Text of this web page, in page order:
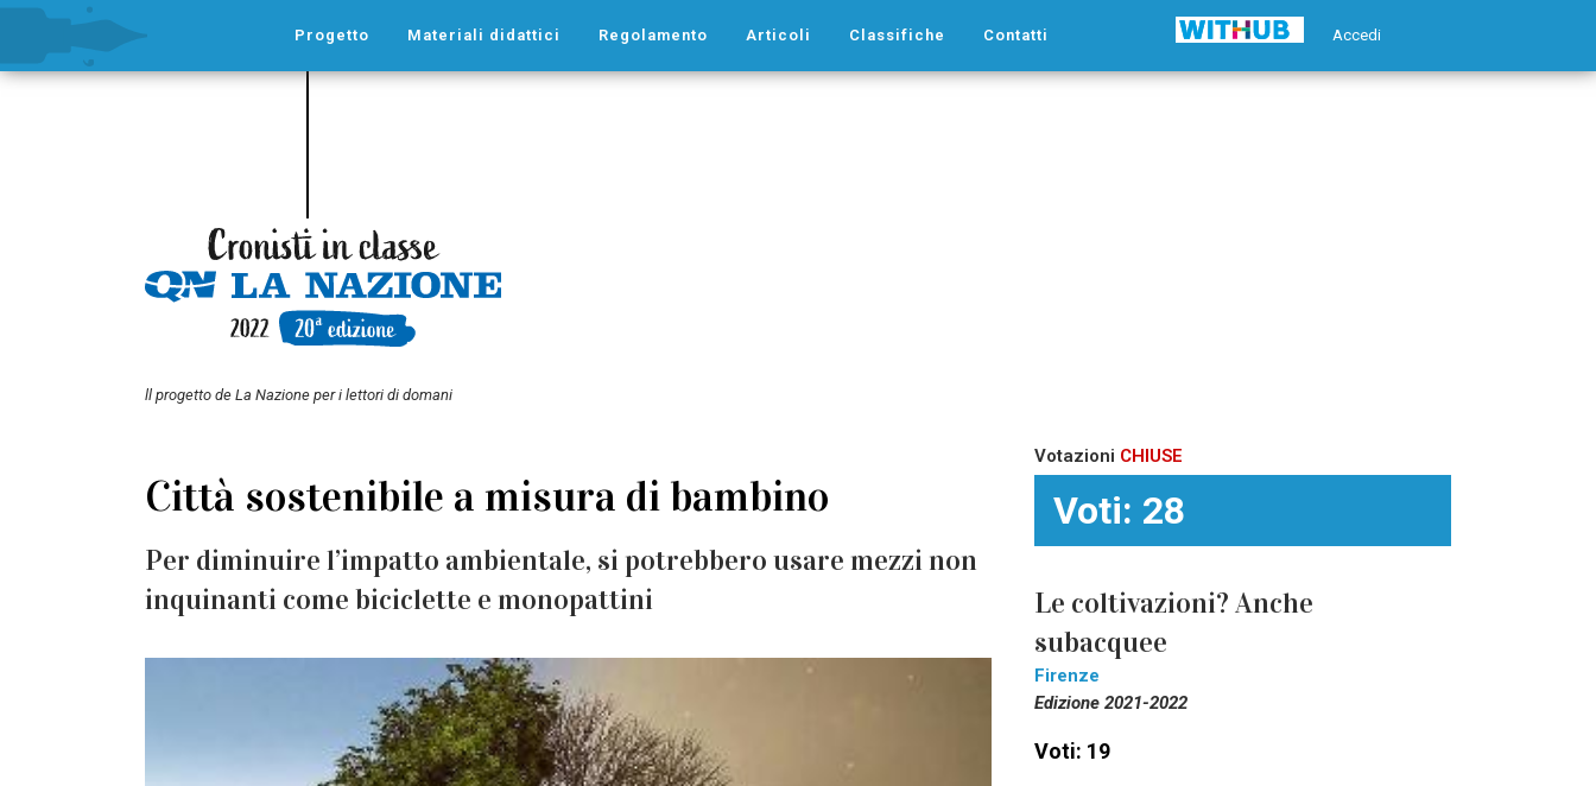
Accedi
Progetto Materiali didattici Regolamento Articoli Classifiche Contatti
ll progetto de La Nazione per i lettori di domani
Città sostenibile a misura di bambino
Per diminuire l’impatto ambientale, si potrebbero usare mezzi non
inquinanti come biciclette e monopattini
Votazioni CHIUSE
Voti: 28
Le coltivazioni? Anche
subacquee
Firenze
Edizione 2021-2022
Voti: 19